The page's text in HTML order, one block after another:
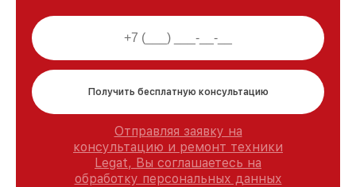
Получить бесплатную консультацию
Отправляя заявку на
консультацию и ремонт техники
Legat, Вы соглашаетесь на
обработку персональных данных